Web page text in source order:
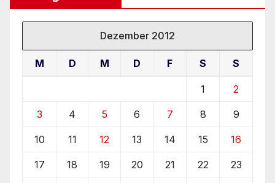
Dezember 2012
M D M D F S S
1 2
3 4 5 6 7 8 9
10 11 12 13 14 15 16
17 18 19 20 21 22 23